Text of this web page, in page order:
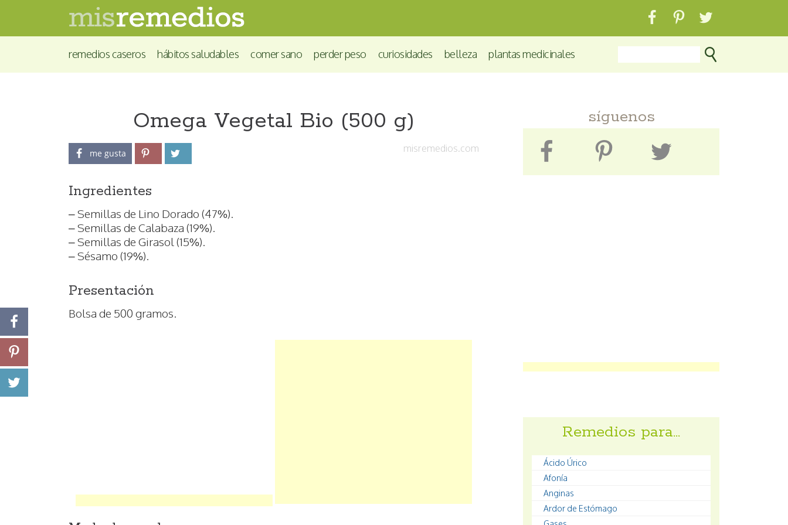
remedios caseros hábitos saludables comer sano perder peso curiosidades belleza plantas medicinales
Omega Vegetal Bio (500 g)
misremedios.com
me gusta
Ingredientes
– Semillas de Lino Dorado (47%).
– Semillas de Calabaza (19%).
– Semillas de Girasol (15%).
– Sésamo (19%).
Presentación
Bolsa de 500 gramos.
síguenos
Remedios para…
Ácido Úrico
Afonía
Anginas
Ardor de Estómago